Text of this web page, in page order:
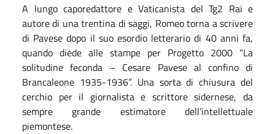
A lungo caporedattore e Vaticanista del Tg2 Rai e
autore di una trentina di saggi, Romeo torna a scrivere
di Pavese dopo il suo esordio letterario di 40 anni fa,
quando diede alle stampe per Progetto 2000 “La
solitudine feconda – Cesare Pavese al confino di
Brancaleone 1935-1936”. Una sorta di chiusura del
cerchio per il giornalista e scrittore sidernese, da
sempre grande estimatore dell’intellettuale
piemontese.